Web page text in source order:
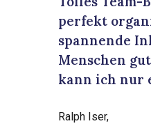
perfekt
spannende
Menschen
kann ich nur
Ralph Iser,